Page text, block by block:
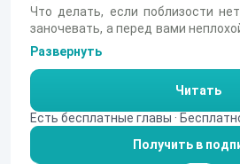
Что делать, если поблизости
заночевать, а перед вами
он немного ветхий?
Развернуть
Читать
Есть бесплатные главы ·
Получить в